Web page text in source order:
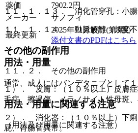
１１．１．１３． 消化管穿孔：小腸
１１．１．１４． 動脈解離（頻度不
その他の副作用
１１．２． その他の副作用
１）． 皮膚：（１０％以上）皮膚症
毛症、擦過傷、メラノサイト性母斑
２）． 消化器：（１０％以上）下
屁、胃腸音異常。
薬価
7902.2円
メーカー
サノフィ
最終更新
2025年11月改訂(第3版)
添付文書のPDFはこちら
用法・用量
通常、成人にはバンデタニブとして
用法・用量に関連する注意
（用法及び用量に関連する注意）